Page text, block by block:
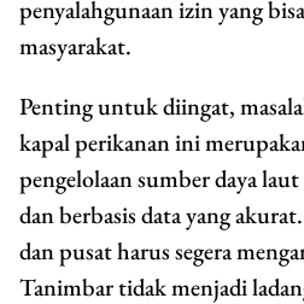
penyalahgunaan izin yang
masyarakat.
Penting untuk diingat,
kapal perikanan ini
pengelolaan sumber daya
dan berbasis data yang
dan pusat harus segera
Tanimbar tidak menjadi